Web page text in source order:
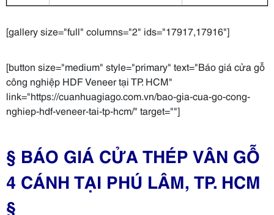
[gallery size="full" columns="2" ids="17917,17916"]
[button size="medium" style="primary" text="Báo giá cửa gỗ
công nghiệp HDF Veneer tại TP. HCM"
link="https://cuanhuagiago.com.vn/bao-gia-cua-go-cong-
nghiep-hdf-veneer-tai-tp-hcm/" target=""]
§ BÁO GIÁ CỬA THÉP VÂN GỖ
4 CÁNH TẠI PHÚ LÂM, TP. HCM
§